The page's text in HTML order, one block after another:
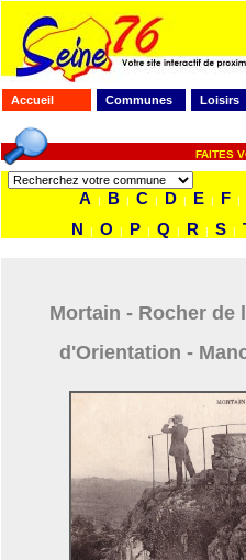
Accueil Communes Loisirs
FAITES
A | B | C | D | E | F |
N
| O | P | Q | R | S |
Mortain - Rocher de
d'Orientation -